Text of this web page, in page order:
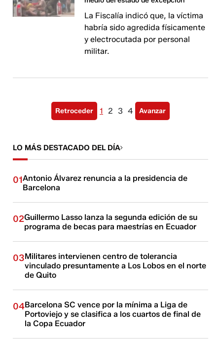
La Fiscalía indicó que, la víctima
habría sido agredida físicamente
y electrocutada por personal
militar.
Retroceder 1 2 3 4 Avanzar
LO MÁS DESTACADO DEL DÍA
01Antonio Álvarez renuncia a la presidencia de
Barcelona
02Guillermo Lasso lanza la segunda edición de su
programa de becas para maestrías en Ecuador
03Militares intervienen centro de tolerancia
vinculado presuntamente a Los Lobos en el norte
de Quito
04Barcelona SC vence por la mínima a Liga de
Portoviejo y se clasifica a los cuartos de final de
la Copa Ecuador